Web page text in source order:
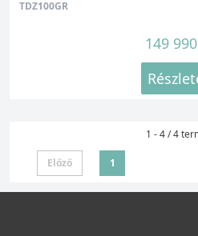
TDZ100GR
149
1 - 4 / 4
Előző 1